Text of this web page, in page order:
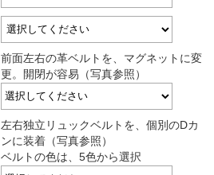
前面左右の革ベルトを、マグネットに変
更。開閉が容易（写真参照）
左右独立リュックベルトを、個別のDカ
ンに装着（写真参照）
ベルトの色は、5色から選択